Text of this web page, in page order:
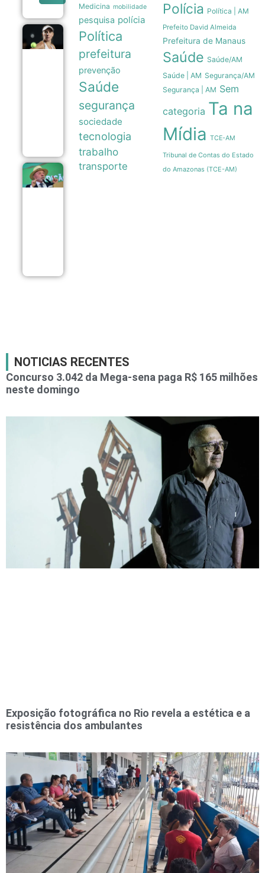
Beatriz
Maia
pausa
carreira
afasta-
se das
08/08
Medicina mobilidade
pesquisa polícia
Política
prefeitura
prevenção
Saúde
segurança
sociedade
tecnologia
trabalho
transporte
Polícia Política | AM
Prefeito David Almeida
Prefeitura de Manaus
Saúde Saúde/AM
Saúde | AM Segurança/AM
Segurança | AM Sem
categoria Ta na
Mídia TCE-AM
Tribunal de Contas do Estado
do Amazonas (TCE-AM)
NOTICIAS RECENTES
Concurso 3.042 da Mega-sena paga R$ 165 milhões
neste domingo
Exposição fotográfica no Rio revela a estética e a
resistência dos ambulantes